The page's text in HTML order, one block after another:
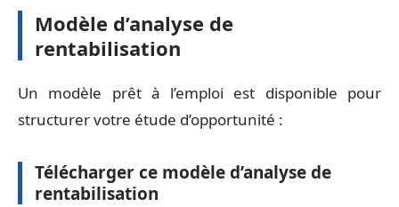
Modèle d’analyse de
rentabilisation
Un modèle prêt à l’emploi est disponible pour
structurer votre étude d’opportunité :
Téléchargerce modèle d’analyse de
rentabilisation